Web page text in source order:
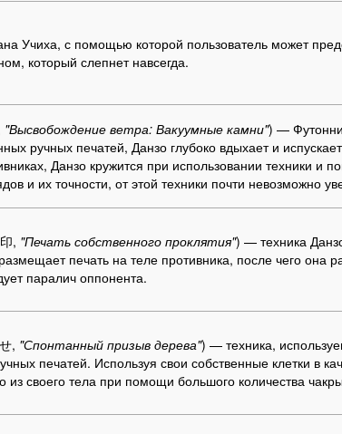
Учиха, с помощью которой пользователь может
который слепнет навсегда.
"Высвобождение ветра: Вакуумные камни") —
ручных печатей, Данзо глубоко вдыхает и
Данзо кружится при использовании техники и
и их точности, от этой техники почти невозможно
, "Печать собственного проклятия") — техника
печать на теле противника, после чего она
паралич оппонента.
, "Спонтанный призыв дерева") — техника,
печатей. Используя свои собственные клетки в
из своего тела при помощи большого количества